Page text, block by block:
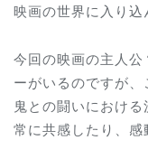
映画の世界に入り込
今回の映画の主人
ーがいるのですが、
鬼との闘いにおけ
常に共感したり、感